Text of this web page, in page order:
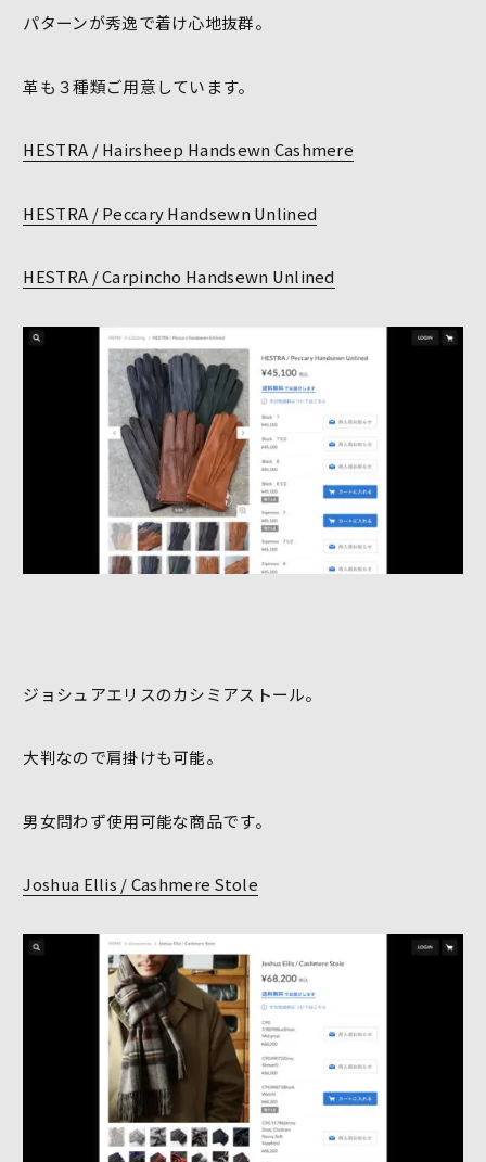
パターンが秀逸で着け心地抜群。
革も３種類ご用意しています。
HESTRA / Hairsheep Handsewn Cashmere
HESTRA / Peccary Handsewn Unlined
HESTRA / Carpincho Handsewn Unlined
ジョシュアエリスのカシミアストール。
大判なので肩掛けも可能。
男女問わず使用可能な商品です。
Joshua Ellis / Cashmere Stole